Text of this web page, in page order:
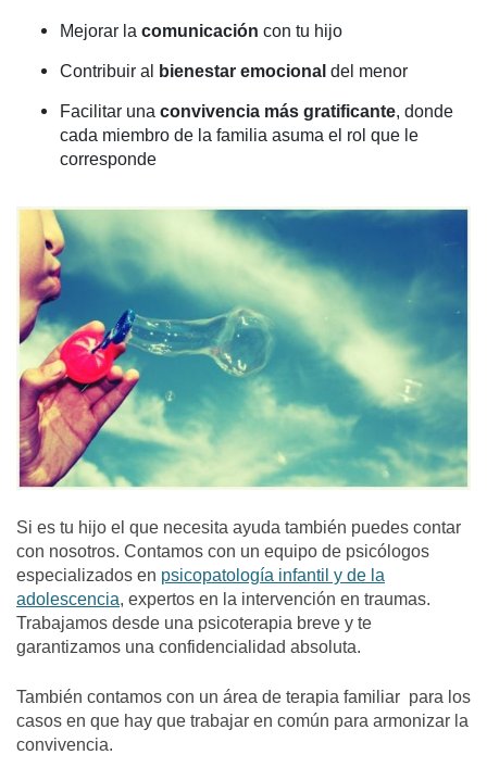
Mejorar la comunicación con tu hijo
Contribuir al bienestar emocional del menor
Facilitar una convivencia más gratificante, donde
cada miembro de la familia asuma el rol que le
corresponde
Si es tu hijo el que necesita ayuda también puedes contar
con nosotros. Contamos con un equipo de psicólogos
especializados en psicopatología infantil y de la
adolescencia, expertos en la intervención en traumas.
Trabajamos desde una psicoterapia breve y te
garantizamos una confidencialidad absoluta.
También contamos con un área de terapia familiar para los
casos en que hay que trabajar en común para armonizar la
convivencia.